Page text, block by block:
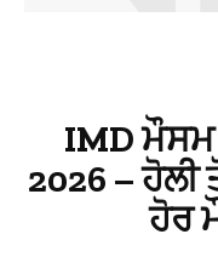
IMD ਮੌਸਮ
2026 – ਹੋਲੀ
ਹੋਰ